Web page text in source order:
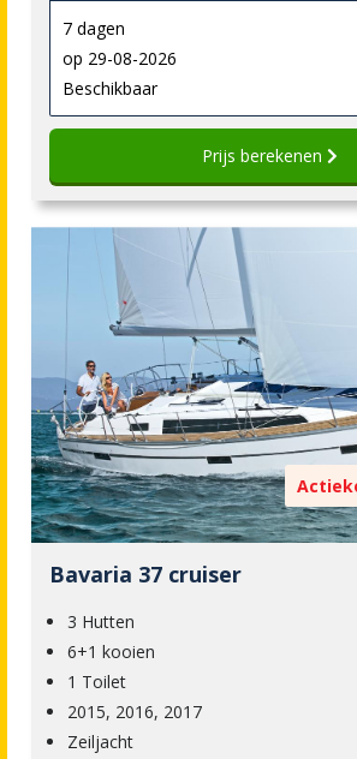
7 dagen
op 29-08-2026
Beschikbaar
Prijs berekenen
Bavaria 37 cruiser
3 Hutten
6+1 kooien
1 Toilet
2015, 2016, 2017
Zeiljacht